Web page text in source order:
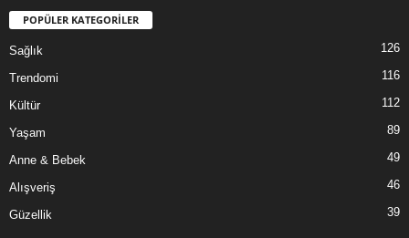
POPÜLER KATEGORİLER
Sağlık 126
Trendomi 116
Kültür 112
Yaşam 89
Anne & Bebek 49
Alışveriş 46
Güzellik 39